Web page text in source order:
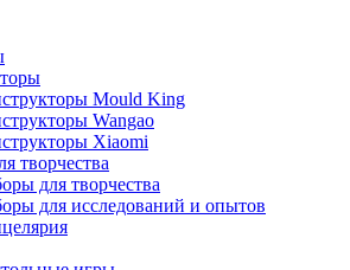
Mould King
Wangao
Xiaomi
творчества
для творчества
для исследований и опытов